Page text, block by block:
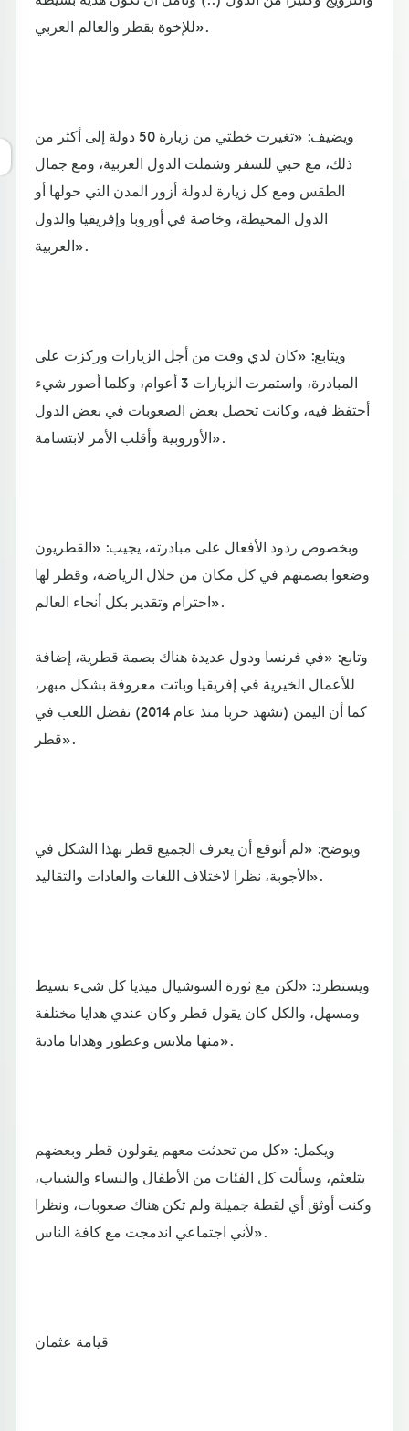
للإخوة بقطر والعالم العربي».
ويضيف: «تغيرت خطتي من زيارة 50 دولة إلى أكثر من
ذلك، مع حبي للسفر وشملت الدول العربية، ومع جمال
الطقس ومع كل زيارة لدولة أزور المدن التي حولها أو
الدول المحيطة، وخاصة في أوروبا وإفريقيا والدول
العربية».
ويتابع: «كان لدي وقت من أجل الزيارات وركزت على
المبادرة، واستمرت الزيارات 3 أعوام، وكلما أصور شيء
أحتفظ فيه، وكانت تحصل بعض الصعوبات في بعض الدول
الأوروبية وأقلب الأمر لابتسامة».
وبخصوص ردود الأفعال على مبادرته، يجيب: «القطريون
وضعوا بصمتهم في كل مكان من خلال الرياضة، وقطر لها
احترام وتقدير بكل أنحاء العالم».
وتابع: «في فرنسا ودول عديدة هناك بصمة قطرية، إضافة
للأعمال الخيرية في إفريقيا وباتت معروفة بشكل مبهر،
كما أن اليمن (تشهد حربا منذ عام 2014) تفضل اللعب في
قطر».
ويوضح: «لم أتوقع أن يعرف الجميع قطر بهذا الشكل في
الأجوبة، نظرا لاختلاف اللغات والعادات والتقاليد».
ويستطرد: «لكن مع ثورة السوشيال ميديا كل شيء بسيط
ومسهل، والكل كان يقول قطر وكان عندي هدايا مختلفة
منها ملابس وعطور وهدايا مادية».
ويكمل: «كل من تحدثت معهم يقولون قطر وبعضهم
يتلعثم، وسألت كل الفئات من الأطفال والنساء والشباب،
وكنت أوثق أي لقطة جميلة ولم تكن هناك صعوبات، ونظرا
لأني اجتماعي اندمجت مع كافة الناس».
قيامة عثمان